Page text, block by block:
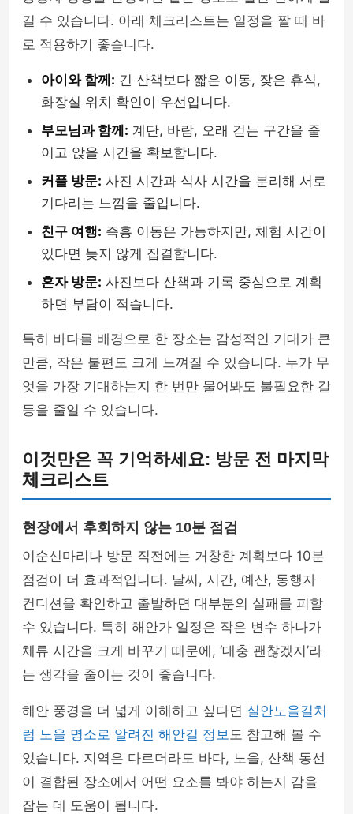
길 수 있습니다. 아래 체크리스트는 일정을 짤 때 바
로 적용하기 좋습니다.
아이와 함께: 긴 산책보다 짧은 이동, 잦은 휴식,
화장실 위치 확인이 우선입니다.
부모님과 함께: 계단, 바람, 오래 걷는 구간을 줄
이고 앉을 시간을 확보합니다.
커플 방문: 사진 시간과 식사 시간을 분리해 서로
기다리는 느낌을 줄입니다.
친구 여행: 즉흥 이동은 가능하지만, 체험 시간이
있다면 늦지 않게 집결합니다.
혼자 방문: 사진보다 산책과 기록 중심으로 계획
하면 부담이 적습니다.
특히 바다를 배경으로 한 장소는 감성적인 기대가 큰
만큼, 작은 불편도 크게 느껴질 수 있습니다. 누가 무
엇을 가장 기대하는지 한 번만 물어봐도 불필요한 갈
등을 줄일 수 있습니다.
이것만은 꼭 기억하세요: 방문 전 마지막
체크리스트
현장에서 후회하지 않는 10분 점검
이순신마리나 방문 직전에는 거창한 계획보다 10분
점검이 더 효과적입니다. 날씨, 시간, 예산, 동행자
컨디션을 확인하고 출발하면 대부분의 실패를 피할
수 있습니다. 특히 해안가 일정은 작은 변수 하나가
체류 시간을 크게 바꾸기 때문에, ‘대충 괜찮겠지’라
는 생각을 줄이는 것이 좋습니다.
해안 풍경을 더 넓게 이해하고 싶다면 실안노을길처
럼 노을 명소로 알려진 해안길 정보도 참고해 볼 수
있습니다. 지역은 다르더라도 바다, 노을, 산책 동선
이 결합된 장소에서 어떤 요소를 봐야 하는지 감을
잡는 데 도움이 됩니다.